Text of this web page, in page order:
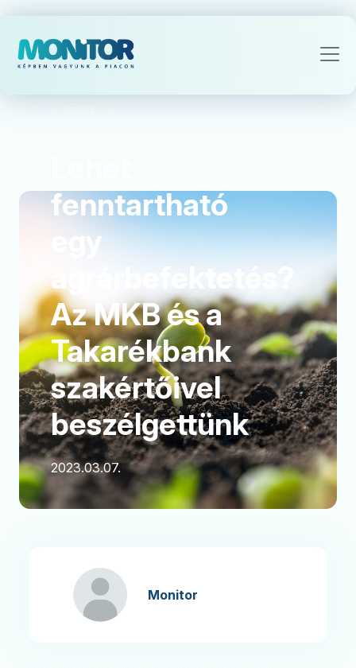
fenntartható
egy
agrárbefektetés?
Az MKB és a
Takarékbank
szakértőivel
beszélgettünk
2023.03.07.
Monitor